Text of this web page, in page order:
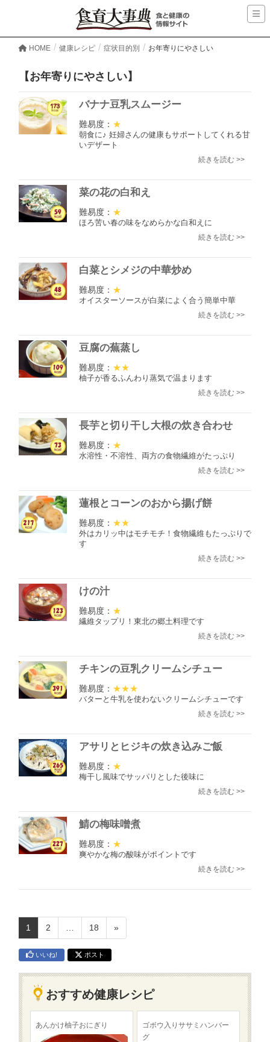
HOME 健康レシピ 症状目的別 お年寄りにやさしい
【お年寄りにやさしい】
バナナ豆乳スムージー
難易度： ★
朝食に♪ 妊婦さんの健康もサポートしてくれる甘
いデザート
続きを読む >>
菜の花の白和え
難易度： ★
ほろ苦い春の味をなめらかな白和えに
続きを読む >>
白菜とシメジの中華炒め
難易度： ★
オイスターソースが白菜によく合う簡単中華
続きを読む >>
豆腐の蕪蒸し
難易度： ★★
柚子が香るふんわり蒸気で温まります
続きを読む >>
長芋と切り干し大根の炊き合わせ
難易度： ★
水溶性・不溶性、両方の食物繊維がたっぷり
続きを読む >>
蓮根とコーンのおから揚げ餅
難易度： ★★
外はカリッ中はモチモチ！食物繊維もたっぷりで
す
続きを読む >>
けの汁
難易度： ★
繊維タップリ！東北の郷土料理です
続きを読む >>
チキンの豆乳クリームシチュー
難易度： ★★★
バターと牛乳を使わないクリームシチューです
続きを読む >>
アサリとヒジキの炊き込みご飯
難易度： ★
梅干し風味でサッパリとした後味に
続きを読む >>
鯖の梅味噌煮
難易度： ★
爽やかな梅の酸味がポイントです
続きを読む >>
1 2 18 »
いいね! ポスト
おすすめ健康レシピ
あんかけ柚子おにぎり
ゴボウ入りササミハンバー
グ